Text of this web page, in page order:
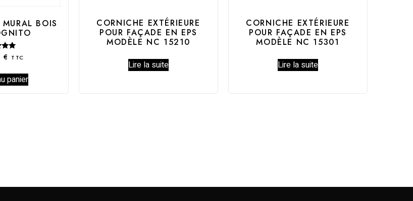
BOIS
€ TTC
panier
CORNICHE EXTÉRIEURE
POUR FAÇADE EN EPS
MODÈLE NC 15210
Lire la suite
CORNICHE EXTÉRIEURE
POUR FAÇADE EN EPS
MODÈLE NC 15301
Lire la suite